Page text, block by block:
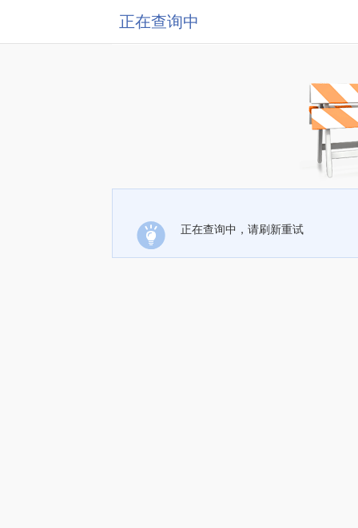
正在查询中
正在查询中，请刷新重试